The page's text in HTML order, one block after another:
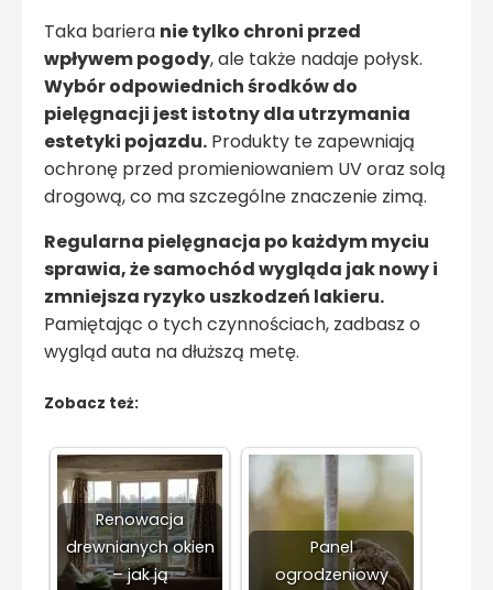
Taka bariera nie tylko chroni przed
wpływem pogody, ale także nadaje połysk.
Wybór odpowiednich środków do
pielęgnacji jest istotny dla utrzymania
estetyki pojazdu. Produkty te zapewniają
ochronę przed promieniowaniem UV oraz solą
drogową, co ma szczególne znaczenie zimą.
Regularna pielęgnacja po każdym myciu
sprawia, że samochód wygląda jak nowy i
zmniejsza ryzyko uszkodzeń lakieru.
Pamiętając o tych czynnościach, zadbasz o
wygląd auta na dłuższą metę.
Zobacz też:
Renowacja
drewnianych okien
– jak ją
Panel
ogrodzeniowy